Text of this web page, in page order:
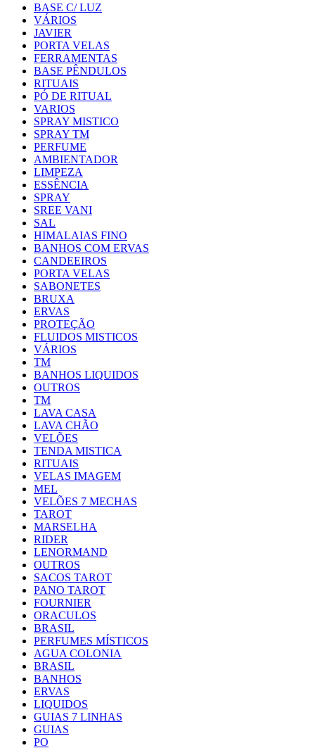
BASE C/ LUZ
VÁRIOS
JAVIER
PORTA VELAS
FERRAMENTAS
BASE PÊNDULOS
RITUAIS
PÓ DE RITUAL
VARIOS
SPRAY MISTICO
SPRAY TM
PERFUME
AMBIENTADOR
LIMPEZA
ESSÊNCIA
SPRAY
SREE VANI
SAL
HIMALAIAS FINO
BANHOS COM ERVAS
CANDEEIROS
PORTA VELAS
SABONETES
BRUXA
ERVAS
PROTEÇÃO
FLUIDOS MISTICOS
VÁRIOS
TM
BANHOS LIQUIDOS
OUTROS
TM
LAVA CASA
LAVA CHÃO
VELÕES
TENDA MISTICA
RITUAIS
VELAS IMAGEM
MEL
VELÕES 7 MECHAS
TAROT
MARSELHA
RIDER
LENORMAND
OUTROS
SACOS TAROT
PANO TAROT
FOURNIER
ORACULOS
BRASIL
PERFUMES MÍSTICOS
AGUA COLONIA
BRASIL
BANHOS
ERVAS
LIQUIDOS
GUIAS 7 LINHAS
GUIAS
PO